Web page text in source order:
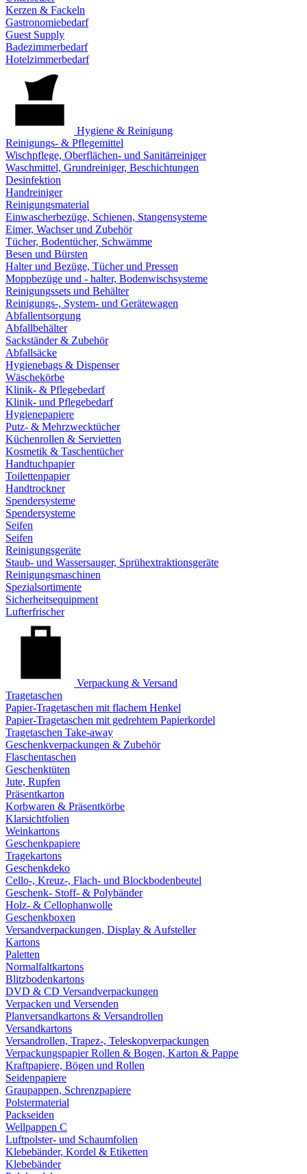
Kerzen & Fackeln
Gastronomiebedarf
Guest Supply
Badezimmerbedarf
Hotelzimmerbedarf
Hygiene & Reinigung
Reinigungs- & Pflegemittel
Wischpflege, Oberflächen- und Sanitärreiniger
Waschmittel, Grundreiniger, Beschichtungen
Desinfektion
Handreiniger
Reinigungsmaterial
Einwascherbezüge, Schienen, Stangensysteme
Eimer, Wachser und Zubehör
Tücher, Bodentücher, Schwämme
Besen und Bürsten
Halter und Bezüge, Tücher und Pressen
Moppbezüge und - halter, Bodenwischsysteme
Reinigungssets und Behälter
Reinigungs-, System- und Gerätewagen
Abfallentsorgung
Abfallbehälter
Sackständer & Zubehör
Abfallsäcke
Hygienebags & Dispenser
Wäschekörbe
Klinik- & Pflegebedarf
Klinik- und Pflegebedarf
Hygienepapiere
Putz- & Mehrzwecktücher
Küchenrollen & Servietten
Kosmetik & Taschentücher
Handtuchpapier
Toilettenpapier
Handtrockner
Spendersysteme
Spendersysteme
Seifen
Seifen
Reinigungsgeräte
Staub- und Wassersauger, Sprühextraktionsgeräte
Reinigungsmaschinen
Spezialsortimente
Sicherheitsequipment
Lufterfrischer
Verpackung & Versand
Tragetaschen
Papier-Tragetaschen mit flachem Henkel
Papier-Tragetaschen mit gedrehtem Papierkordel
Tragetaschen Take-away
Geschenkverpackungen & Zubehör
Flaschentaschen
Geschenktüten
Jute, Rupfen
Präsentkarton
Korbwaren & Präsentkörbe
Klarsichtfolien
Weinkartons
Geschenkpapiere
Tragekartons
Geschenkdeko
Cello-, Kreuz-, Flach- und Blockbodenbeutel
Geschenk- Stoff- & Polybänder
Holz- & Cellophanwolle
Geschenkboxen
Versandverpackungen, Display & Aufsteller
Kartons
Paletten
Normalfaltkartons
Blitzbodenkartons
DVD & CD Versandverpackungen
Verpacken und Versenden
Planversandkartons & Versandrollen
Versandkartons
Versandrollen, Trapez-, Teleskopverpackungen
Verpackungspapier Rollen & Bogen, Karton & Pappe
Kraftpapiere, Bögen und Rollen
Seidenpapiere
Graupappen, Schrenzpapiere
Polstermaterial
Packseiden
Wellpappen C
Luftpolster- und Schaumfolien
Klebebänder, Kordel & Etiketten
Klebebänder